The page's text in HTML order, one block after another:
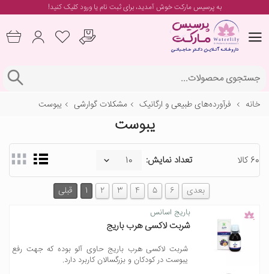
به پرسیس مارکت خوش آمدید، برایثبت نام یا ورودکلیک کنید!
خانه فرآورده‌های طبیعی و ارگانیک مشکلات گوارشی یبوست
یبوست
60 کالا تعداد نمایش:
قبلی 1 2 3 4 5 6 بعدی
باریج اسانس
شربت لاکسی هرب باریج
شربت لاکسی هرب باریج حاوی آلو بوده که جهت رفع
یبوست در کودکان و بزرگسالان کاربرد دارد.